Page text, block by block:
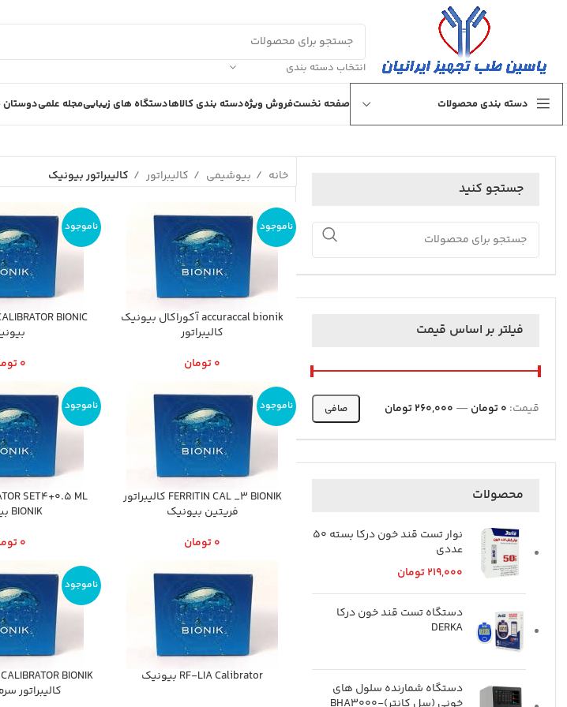
انتخاب دسته بندی
دسته بندی محصولات صفحه نخستفروش ویژهدسته بندی کالاهادستگاه های زیباییمجله علمیدوستان
جستجو کنید
فیلتر بر اساس قیمت
صافی قيمت: 0 تومان — 260,000 تومان
محصولات
نوار تست قند خون درکا بسته 50
عددی
219,000تومان
دستگاه تست قند خون درکا
DERKA
دستگاه شمارنده سلول های
خانه بیوشیمی کالیبراتور کالیبراتور بیونیک
ناموجود
accuraccal bionik آكوراكال بيونيك
كاليبراتور
0تومان
ناموجود
0
ناموجود
FERRITIN CAL _3 BIONIK كاليبراتور
فريتين بيونيك
0تومان
ناموجود
SET4+0.5 ML
BIONIK بيونيك
0
RF-LIA Calibrator بيونيك
ناموجود
BIONIK
كاليبراتور